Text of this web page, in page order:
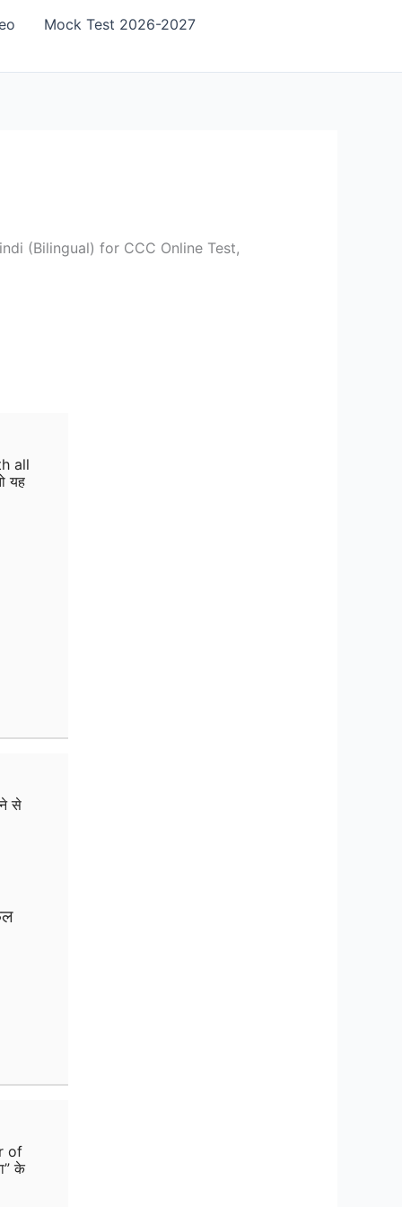
Mock Test 2026-2027
(Bilingual) for CCC Online Test,
all
यह
से
of
के